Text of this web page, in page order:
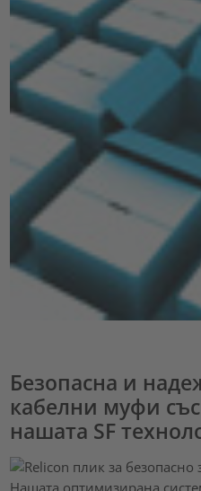
Безопасна и
кабелни муфи
нашата SF